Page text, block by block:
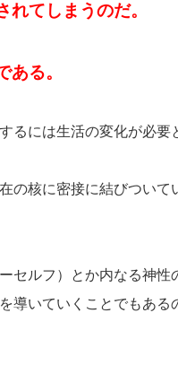
れてしまうのだ。
ある。
るには生活の変化が必要
の核に密接に結びつい
セルフ）とか内なる神
導いていくことでもある